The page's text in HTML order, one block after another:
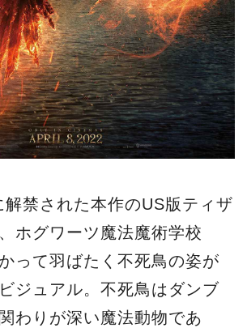
禁された本作のUS版ティザ
ホグワーツ魔法魔術学校
って羽ばたく不死鳥の姿が
ジュアル。不死鳥はダンブ
わりが深い魔法動物であ